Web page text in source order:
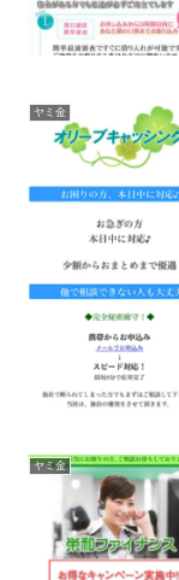
ヤミ金
ヤミ金